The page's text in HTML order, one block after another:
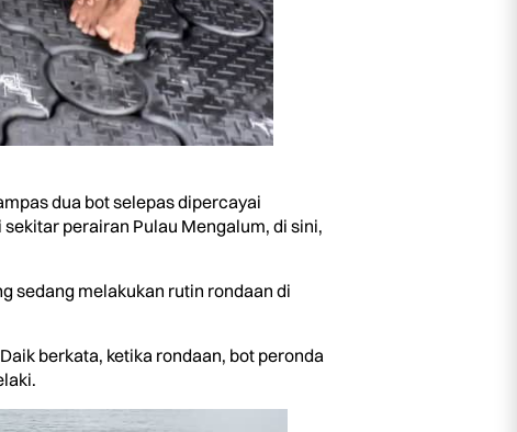
dua bot selepas dipercayai
perairan Pulau Mengalum, di sini,
sedang melakukan rutin rondaan di
berkata, ketika rondaan, bot peronda